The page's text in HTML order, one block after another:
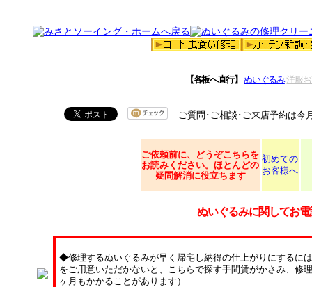
【各板へ直行】 ぬいぐるみ 洋服
ご質問･ご相談･ご来店予約は今
ご依頼前に、どうぞこちらを
お読みください。ほとんどの
疑問解消に役立ちます
初めての
お客様へ
ぬいぐるみに関してお
◆修理するぬいぐるみが早く帰宅し納得の仕上がりにするに
をご用意いただかないと、こちらで探す手間賃がかさみ、修
ヶ月もかかることがあります）